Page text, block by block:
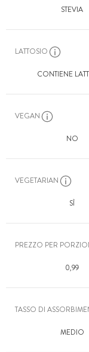
STEVIA
LATTOSIO
CONTIENE
VEGAN
NO
VEGETARIAN
SÌ
PREZZO PER
0,99
TASSO DI
MEDIO